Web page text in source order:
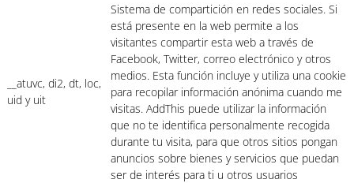
__atuvc, di2, dt, loc,
uid y uit
Sistema de compartición en redes sociales. Si
está presente en la web permite a los
visitantes compartir esta web a través de
Facebook, Twitter, correo electrónico y otros
medios. Esta función incluye y utiliza una cookie
para recopilar información anónima cuando me
visitas. AddThis puede utilizar la información
que no te identifica personalmente recogida
durante tu visita, para que otros sitios pongan
anuncios sobre bienes y servicios que puedan
ser de interés para ti u otros usuarios